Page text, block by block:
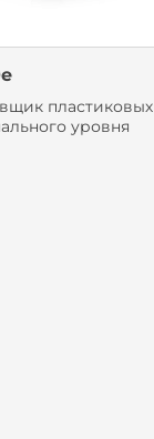
пластиковых
уровня